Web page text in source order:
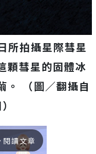
拍攝星際彗星
顆彗星的固體冰
。 （圖／翻攝自
閱讀文章